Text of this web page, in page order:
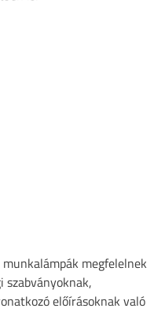
munkalámpák megfelelnek
szabványoknak,
előírásoknak való